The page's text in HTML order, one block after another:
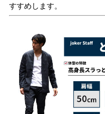
すすめします。